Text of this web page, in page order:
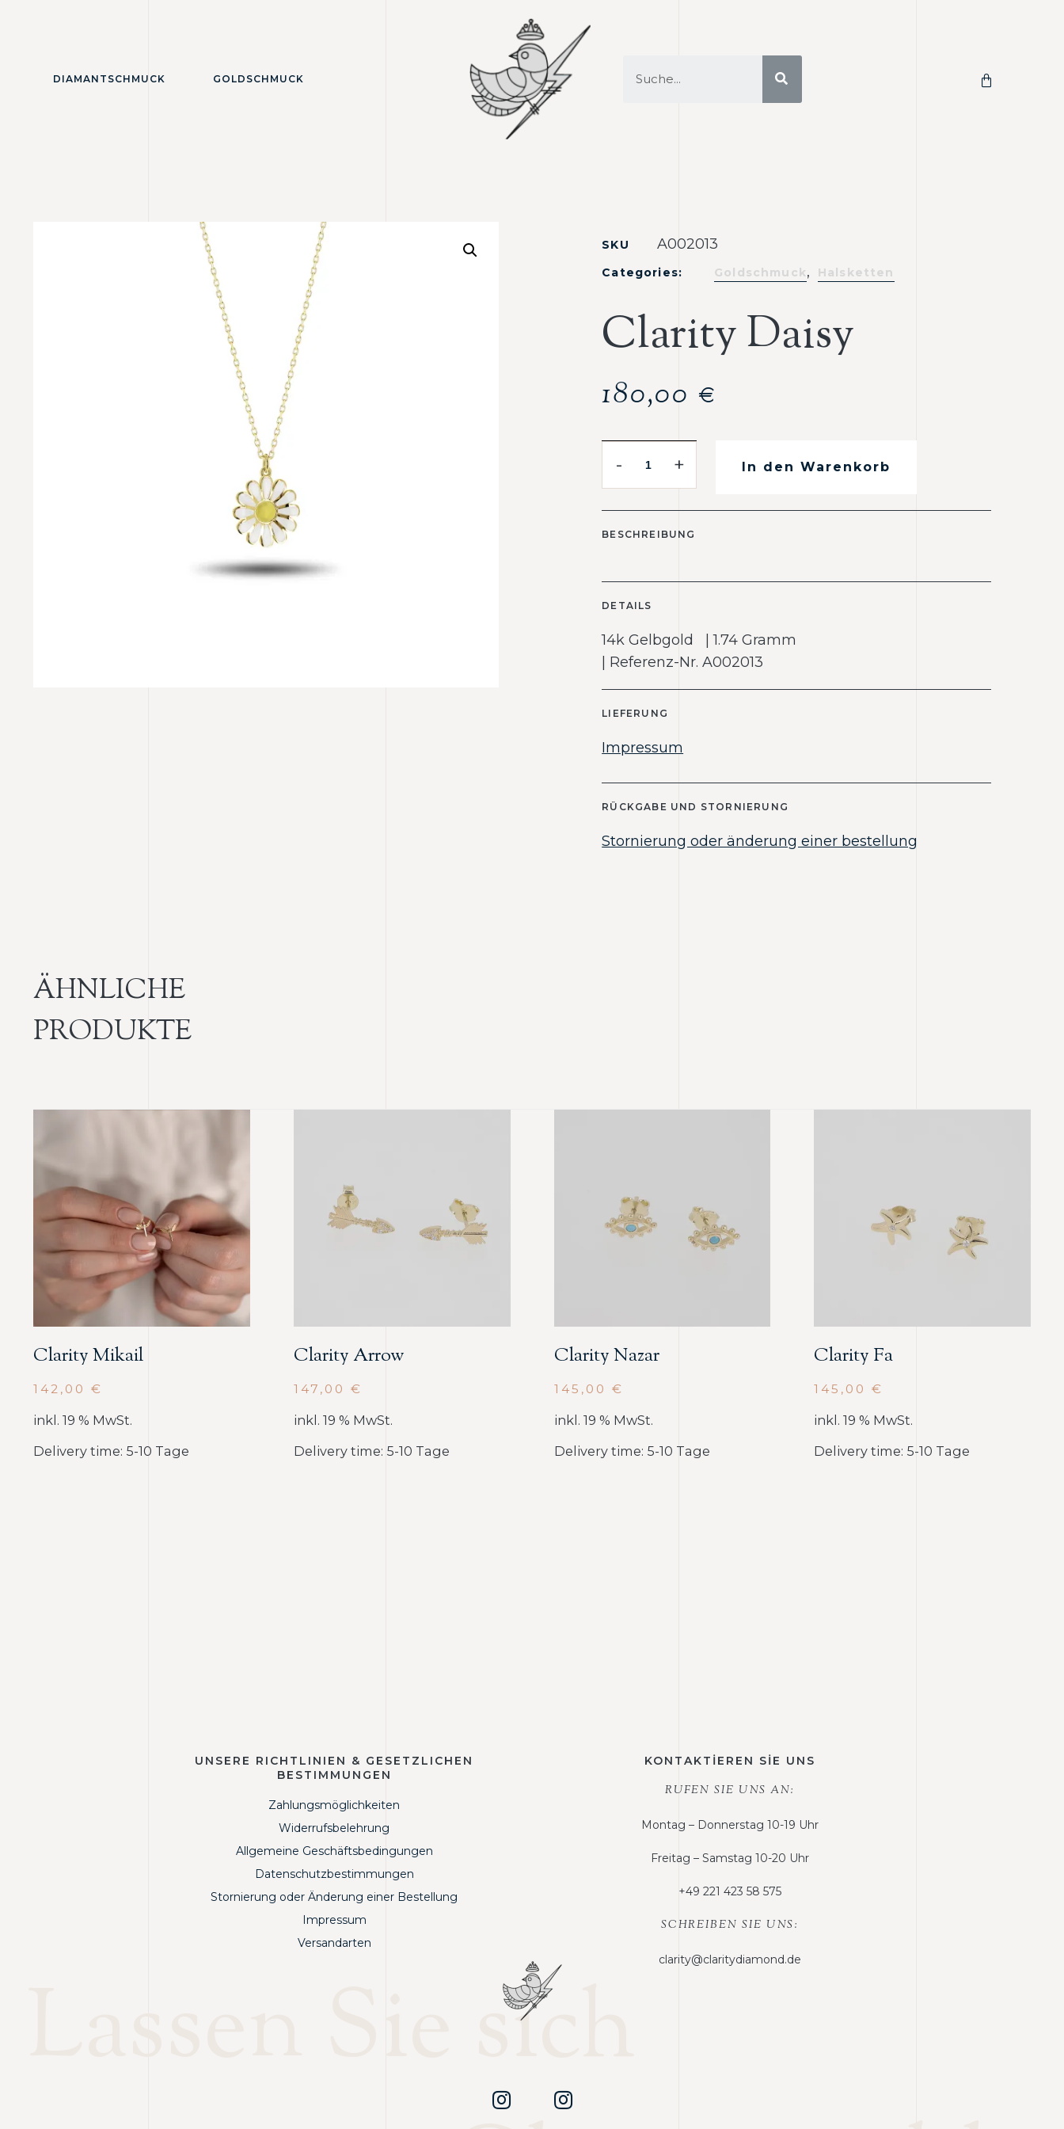
DIAMANTSCHMUCK GOLDSCHMUCK
SKU A002013
Categories: Goldschmuck, Halsketten
Clarity Daisy
180,00€
- + In den Warenkorb
BESCHREIBUNG
DETAILS
14k Gelbgold | 1.74 Gramm
| Referenz-Nr. A002013
LIEFERUNG
Impressum
RÜCKGABE UND STORNIERUNG
Stornierung oder änderung einer bestellung
ÄHNLICHE
PRODUKTE
Clarity Mikail
142,00 €
inkl. 19 % MwSt.
Delivery time: 5-10 Tage
Clarity Arrow
147,00 €
inkl. 19 % MwSt.
Delivery time: 5-10 Tage
Clarity Nazar
145,00 €
inkl. 19 % MwSt.
Delivery time: 5-10 Tage
Clarity Fa
145,00€
inkl. 19 % MwSt.
Delivery time: 5-10 Tage
UNSERE RICHTLINIEN & GESETZLICHEN
BESTIMMUNGEN
Zahlungsmöglichkeiten
Widerrufsbelehrung
Allgemeine Geschäftsbedingungen
Datenschutzbestimmungen
Stornierung oder Änderung einer Bestellung
Impressum
Versandarten
KONTAKTİEREN SİE UNS
RUFEN SIE UNS AN:
Montag – Donnerstag 10-19 Uhr
Freitag – Samstag 10-20 Uhr
+49 221 423 58 575
SCHREIBEN SIE UNS:
clarity@claritydiamond.de
Lassen Sie sich